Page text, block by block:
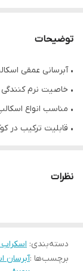
توضیحات
• آبرسانی عمقی
• خاصیت نرم کنندگی
• مناسب انواع
• قابلیت ترکیب در
نظرات
دسته‌بندی:
برچسب‌ها :آبرسان